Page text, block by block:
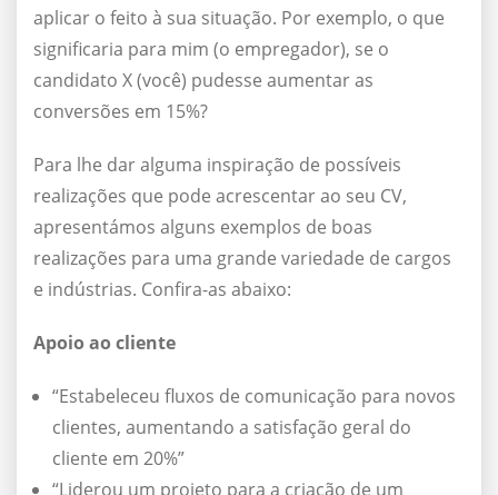
aplicar o feito à sua situação. Por exemplo, o que
significaria para mim (o empregador), se o
candidato X (você) pudesse aumentar as
conversões em 15%?
Para lhe dar alguma inspiração de possíveis
realizações que pode acrescentar ao seu CV,
apresentámos alguns exemplos de boas
realizações para uma grande variedade de cargos
e indústrias. Confira-as abaixo:
Apoio ao cliente
“Estabeleceu fluxos de comunicação para novos
clientes, aumentando a satisfação geral do
cliente em 20%”
“Liderou um projeto para a criação de um